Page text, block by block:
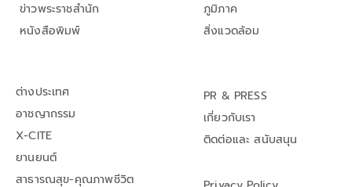
ข่าวพระราชสำนัก
หนังสือพิมพ์
ภูมิภาค
สิ่งแวดล้อม
ต่างประเทศ
อาชญากรรม
X-CITE
ยานยนต์
สาธารณสุข-คุณภาพชีวิต
PR & PRESS
เกี่ยวกับเรา
ติดต่อและ สนับสนุน